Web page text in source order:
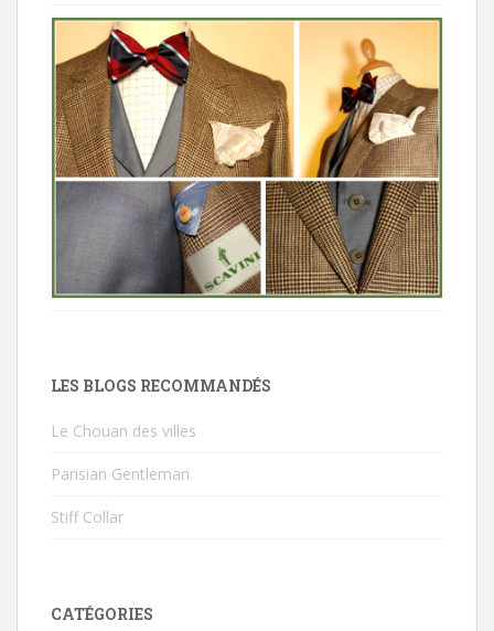
LES BLOGS RECOMMANDÉS
Le Chouan des villes
Parisian Gentleman
Stiff Collar
CATÉGORIES